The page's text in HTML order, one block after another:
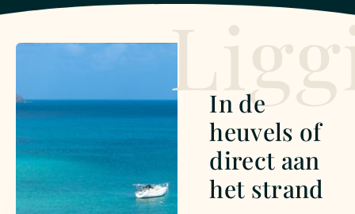
In de
heuvels of
direct aan
het strand